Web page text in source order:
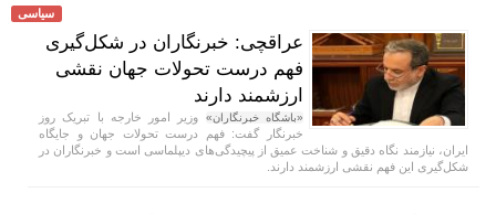
سیاسی
عراقچی: خبرنگاران در شکل‌گیری
فهم درست تحولات جهان نقشی
ارزشمند دارند
«باشگاه خبرنگاران» وزیر امور خارجه با تبریک روز
خبرنگار گفت: فهم درست تحولات جهان و جایگاه
ایران، نیازمند نگاه دقیق و شناخت عمیق از پیچیدگی‌های دیپلماسی است و خبرنگاران در
شکل‌گیری این فهم نقشی ارزشمند دارند.